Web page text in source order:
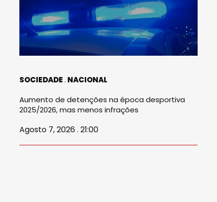
SOCIEDADE NACIONAL
Aumento de detenções na época desportiva
2025/2026, mas menos infrações
Agosto 7, 2026 . 21:00